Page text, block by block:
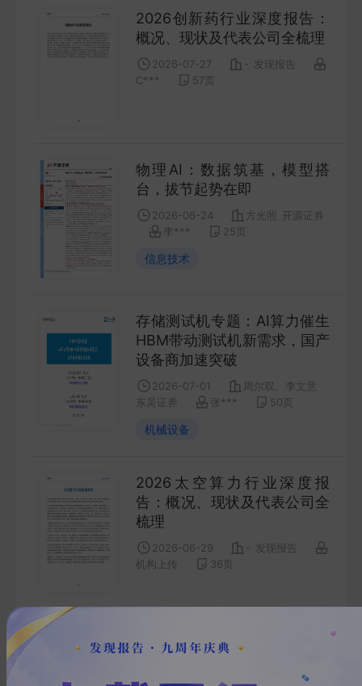
会议纪要
MINUTES
招股书
PROSPECTUS
期货研究
FUTURES
2026创新药行业深度报告：
概况、现状及代表公司全梳理
2026-07-27
发现报告
C***
57 页
物理AI：数据筑基，模型搭
台，拔节起势在即
2026-06-24 方光照
开源证券
李***
25 页
信息技术
存储测试机专题：AI算力催生
HBM带动测试机新需求，国产
设备商加速突破
2026-07-01
周尔双、李文意
东吴证券
张*** 50 页
机械设备
2026太空算力行业深度报
告：概况、现状及代表公司全
梳理
2026-06-29
发现报告
机构上传
36 页
上一页 1 下一页